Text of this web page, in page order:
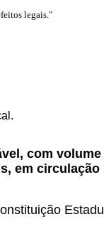
legais."
com
em